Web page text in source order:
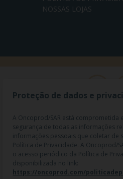
NOSSAS LOJAS
RAZÃO SOCIAL: ONCO PROD DIST.
Proteção de dados e
A Oncoprod/SAR está comprometida
segurança de todas as informações
informações pessoais que coletar de
Política de Privacidade. A Oncoprod/
o acesso periódico da Política de
disponibilizada no link:
https://oncoprod.com/